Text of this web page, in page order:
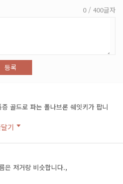
0 / 400글자
등록
골드로 파는 폴나브론 쉐잇키가 팝니
기
은 저거랑 비슷합니다.,